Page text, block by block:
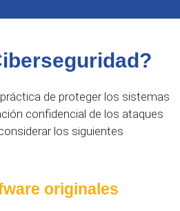
de proteger los sistemas
confidencial de los ataques
los siguientes
originales